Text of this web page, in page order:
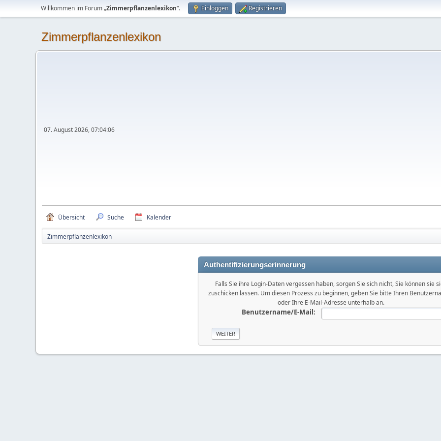
Willkommen im Forum „Zimmerpflanzenlexikon“. Einloggen Registrieren
Zimmerpflanzenlexikon
07. August 2026, 07:04:06
Übersicht Suche Kalender
Zimmerpflanzenlexikon
Authentifizierungserinnerung
Falls Sie ihre Login-Daten vergessen haben, sorgen Sie sich nicht, Sie können sie
zuschicken lassen. Um diesen Prozess zu beginnen, geben Sie bitte Ihren
oder Ihre E-Mail-Adresse unterhalb an.
Benutzername/E-Mail: